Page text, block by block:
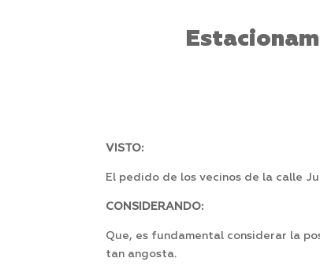
VISTO:
El pedido de los vecinos de la calle
CONSIDERANDO:
Que, es fundamental considerar la
tan angosta.